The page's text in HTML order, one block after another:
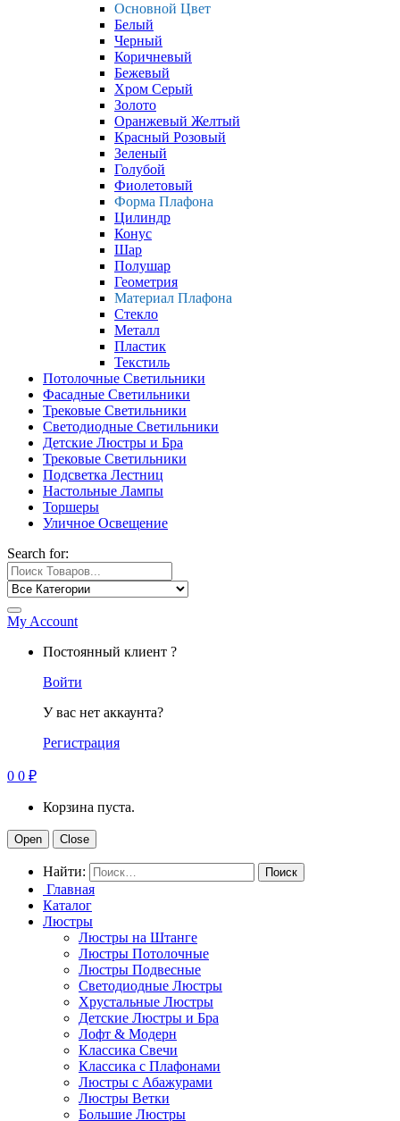
Основной Цвет
Белый
Черный
Коричневый
Бежевый
Хром Серый
Золото
Оранжевый Желтый
Красный Розовый
Зеленый
Голубой
Фиолетовый
Форма Плафона
Цилиндр
Конус
Шар
Полушар
Геометрия
Материал Плафона
Стекло
Металл
Пластик
Текстиль
Потолочные Светильники
Фасадные Светильники
Трековые Светильники
Светодиодные Светильники
Детские Люстры и Бра
Трековые Светильники
Подсветка Лестниц
Настольные Лампы
Торшеры
Уличное Освещение
Search for:
My Account
Постоянный клиент ?
Войти
У вас нет аккаунта?
Регистрация
0 0 ₽
Корзина пуста.
Open Close
Найти:
Главная
Каталог
Люстры
Люстры на Штанге
Люстры Потолочные
Люстры Подвесные
Светодиодные Люстры
Хрустальные Люстры
Детские Люстры и Бра
Лофт & Модерн
Классика Свечи
Классика с Плафонами
Люстры с Абажурами
Люстры Ветки
Большие Люстры